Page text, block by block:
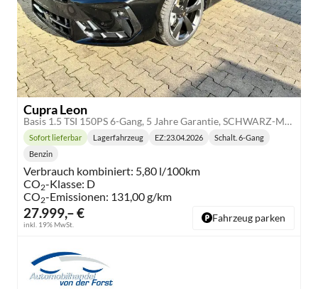
Cupra Leon
Basis 1.5 TSI 150PS 6-Gang, 5 Jahre Garantie, SCHWARZ-METALLIC, AHK SCHWENKBAR, MATRIX-LED, EDGE-PAKET, DYNAMIC-DESIGN, 18" Alufelgen, Voll-LED-Scheinwerfer, 3Z-Climatronic, ACC/Tempomat, Digitales Cockpit, Full Link, Parksensoren v/h, Privacy-Glas
27.999,– €
inkl. 19% MwSt.
Lieferzeit:
Sofort lieferbar Lagerfahrzeug EZ:23.04.2026
Getriebe:
Schalt. 6-Gang
Kraftstoff:
Benzin
Verbrauch kombiniert: 5,80 l/100km
CO2-Klasse: D
CO2-Emissionen: 131,00 g/km
Fahrzeug parken